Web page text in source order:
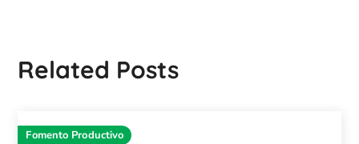
Related Posts
Fomento Productivo